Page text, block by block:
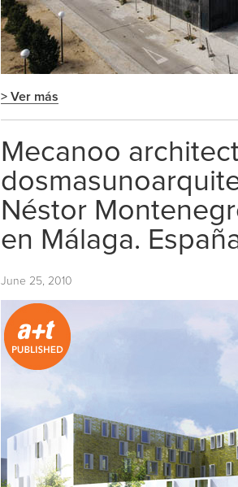
> Ver más
Mecanoo
Néstor
en Málaga.
June 25, 2010